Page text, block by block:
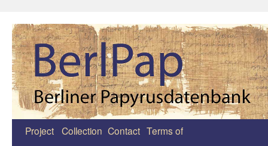
Zum
Project Collection Contact Terms of